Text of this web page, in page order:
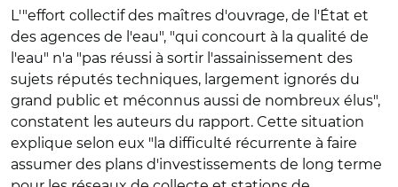
L'"effort collectif des maîtres d'ouvrage, de l'État et
des agences de l'eau", "qui concourt à la qualité de
l'eau" n'a "pas réussi à sortir l'assainissement des
sujets réputés techniques, largement ignorés du
grand public et méconnus aussi de nombreux élus",
constatent les auteurs du rapport. Cette situation
explique selon eux "la difficulté récurrente à faire
assumer des plans d'investissements de long terme